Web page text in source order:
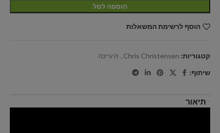
הוספה לסל
הוסף לרשימת המשאלות
קטגוריות: Chris Christensen
, היגיינה
שיתוף:
תיאור